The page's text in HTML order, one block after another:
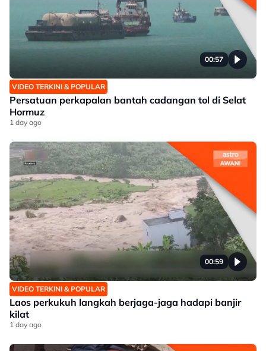
00:57
VIDEO TERKINI & POPULAR
Persatuan perkapalan bantah cadangan tol di Selat
Hormuz
1 day ago
00:59
VIDEO TERKINI & POPULAR
Laos perkukuh langkah berjaga-jaga hadapi banjir
kilat
1 day ago